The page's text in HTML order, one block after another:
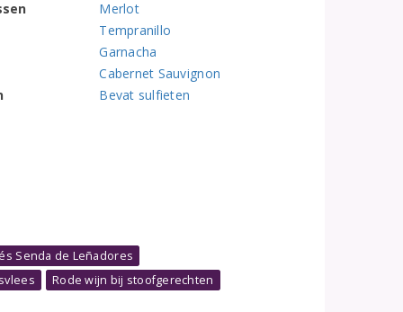
Merlot
Tempranillo
Garnacha
Cabernet Sauvignon
Bevat sulfieten
Senda de Leñadores
Rode wijn bij stoofgerechten